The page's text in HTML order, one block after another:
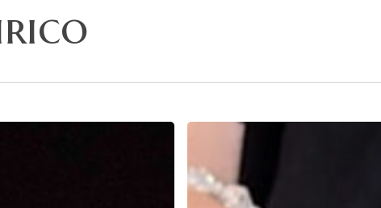
DELICATESSEN
CAFÉ & DULCE
ENTRETENIMIENTO
DECORACIÓN
ARTE